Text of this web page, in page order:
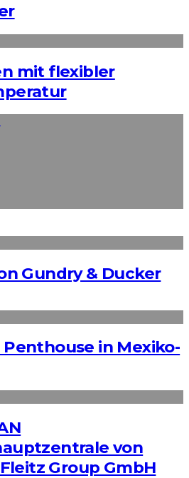
mit flexibler
Gundry & Ducker
Penthouse in Mexiko-
von
Group GmbH